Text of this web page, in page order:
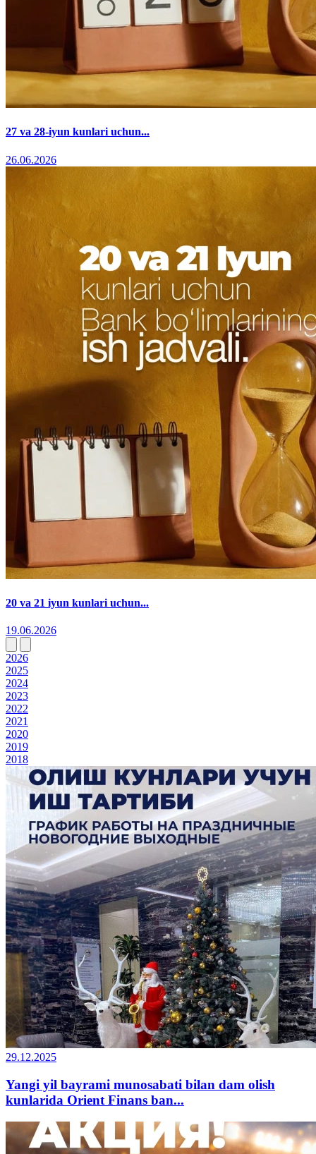
27 va 28-iyun kunlari uchun...
26.06.2026
20 va 21 iyun kunlari uchun...
19.06.2026
2026
2025
2024
2023
2022
2021
2020
2019
2018
29.12.2025
Yangi yil bayrami munosabati bilan dam olish
kunlarida Orient Finans ban...